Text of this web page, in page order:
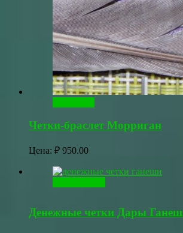
Четки-браслет Морриган
Цена: ₽ 950.00
Денежные четки Дары